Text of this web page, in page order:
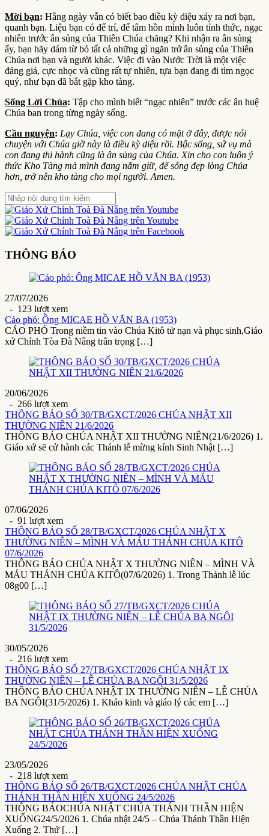
Mời bạn: Hằng ngày vẫn có biết bao điều kỳ diệu xảy ra nơi bạn,
quanh bạn. Liệu bạn có để trí, để tâm hồn mình luôn tỉnh thức, ngạc
nhiên trước ân sủng của Thiên Chúa chăng? Khi nhận ra ân sủng
ấy, bạn hãy dám từ bỏ tất cả những gì ngăn trở ân sủng của Thiên
Chúa nơi bạn và người khác. Việc đi vào Nước Trời là một việc
đáng giá, cực nhọc và cũng rất tự nhiên, tựa bạn đang đi tìm ngọc
quý, như bạn đã bắt gặp kho tàng.
Sống Lời Chúa: Tập cho mình biết “ngạc nhiên” trước các ân huệ
Chúa ban trong từng ngày sống.
Cầu nguyện: Lạy Chúa, việc con đang có mặt ở đây, được nói
chuyện với Chúa giờ này là điều kỳ diệu rồi. Bậc sống, sứ vụ mà
con đang thi hành cũng là ân sủng của Chúa. Xin cho con luôn ý
thức Kho Tàng mà mình đang nắm giữ, để sống đẹp lòng Chúa
hơn, trở nên kho tàng cho mọi người. Amen.
THÔNG BÁO
27/07/2026
- 123 lượt xem
Cáo phó: Ông MICAE HỒ VĂN BA (1953)
CÁO PHÓ Trong niềm tin vào Chúa Kitô tử nạn và phục sinh,Giáo
xứ Chính Tòa Đà Nẵng trân trọng […]
20/06/2026
- 266 lượt xem
THÔNG BÁO SỐ 30/TB/GXCT/2026 CHÚA NHẬT XII
THƯỜNG NIÊN 21/6/2026
THÔNG BÁO CHÚA NHẬT XII THƯỜNG NIÊN(21/6/2026) 1.
Giáo xứ sẽ cử hành các Thánh lễ mừng kính Sinh Nhật […]
07/06/2026
- 91 lượt xem
THÔNG BÁO SỐ 28/TB/GXCT/2026 CHÚA NHẬT X
THƯỜNG NIÊN – MÌNH VÀ MÁU THÁNH CHÚA KITÔ
07/6/2026
THÔNG BÁO CHÚA NHẬT X THƯỜNG NIÊN – MÌNH VÀ
MÁU THÁNH CHÚA KITÔ(07/6/2026) 1. Trong Thánh lễ lúc
08g00 […]
30/05/2026
- 216 lượt xem
THÔNG BÁO SỐ 27/TB/GXCT/2026 CHÚA NHẬT IX
THƯỜNG NIÊN – LỄ CHÚA BA NGÔI 31/5/2026
THÔNG BÁO CHÚA NHẬT IX THƯỜNG NIÊN – LỄ CHÚA
BA NGÔI(31/5/2026) 1. Khảo kinh và giáo lý các em […]
23/05/2026
- 218 lượt xem
THÔNG BÁO SỐ 26/TB/GXCT/2026 CHÚA NHẬT CHÚA
THÁNH THẦN HIỆN XUỐNG 24/5/2026
THÔNG BÁOCHÚA NHẬT CHÚA THÁNH THẦN HIỆN
XUỐNG24/5/2026 1. Chúa nhật 24/5 – Chúa Thánh Thần Hiện
Xuống 2. Thứ […]